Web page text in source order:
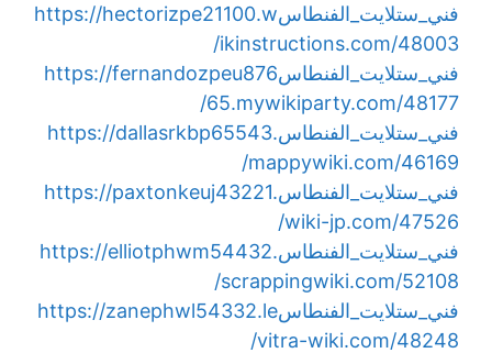
فني_ستلايت_الفنطاسhttps://hectorizpe21100.w
ikinstructions.com/48003/
فني_ستلايت_الفنطاسhttps://fernandozpeu876
65.mywikiparty.com/48177/
فني_ستلايت_الفنطاسhttps://dallasrkbp65543.
mappywiki.com/46169/
فني_ستلايت_الفنطاسhttps://paxtonkeuj43221.
wiki-jp.com/47526/
فني_ستلايت_الفنطاسhttps://elliotphwm54432.
scrappingwiki.com/52108/
فني_ستلايت_الفنطاسhttps://zanephwl54332.le
vitra-wiki.com/48248/